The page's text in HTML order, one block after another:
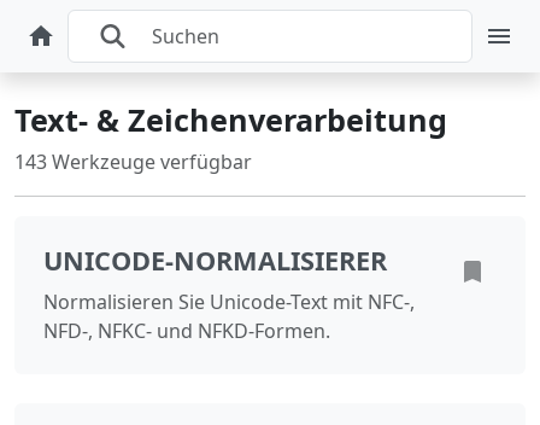
Text- & Zeichenverarbeitung
143 Werkzeuge verfügbar
UNICODE-NORMALISIERER
Normalisieren Sie Unicode-Text mit NFC-,
NFD-, NFKC- und NFKD-Formen.